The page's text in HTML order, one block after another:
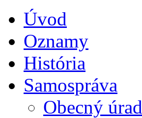
Úvod
Oznamy
História
Samospráva
Obecný úrad